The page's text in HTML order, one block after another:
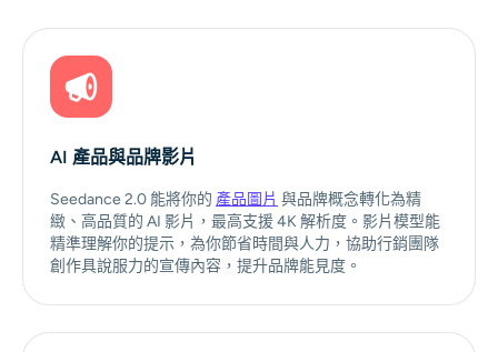
AI 產品與品牌影片
Seedance 2.0 能將你的 產品圖片 與品牌概念轉化為精
緻、高品質的 AI 影片，最高支援 4K 解析度。影片模型能
精準理解你的提示，為你節省時間與人力，協助行銷團隊
創作具說服力的宣傳內容，提升品牌能見度。